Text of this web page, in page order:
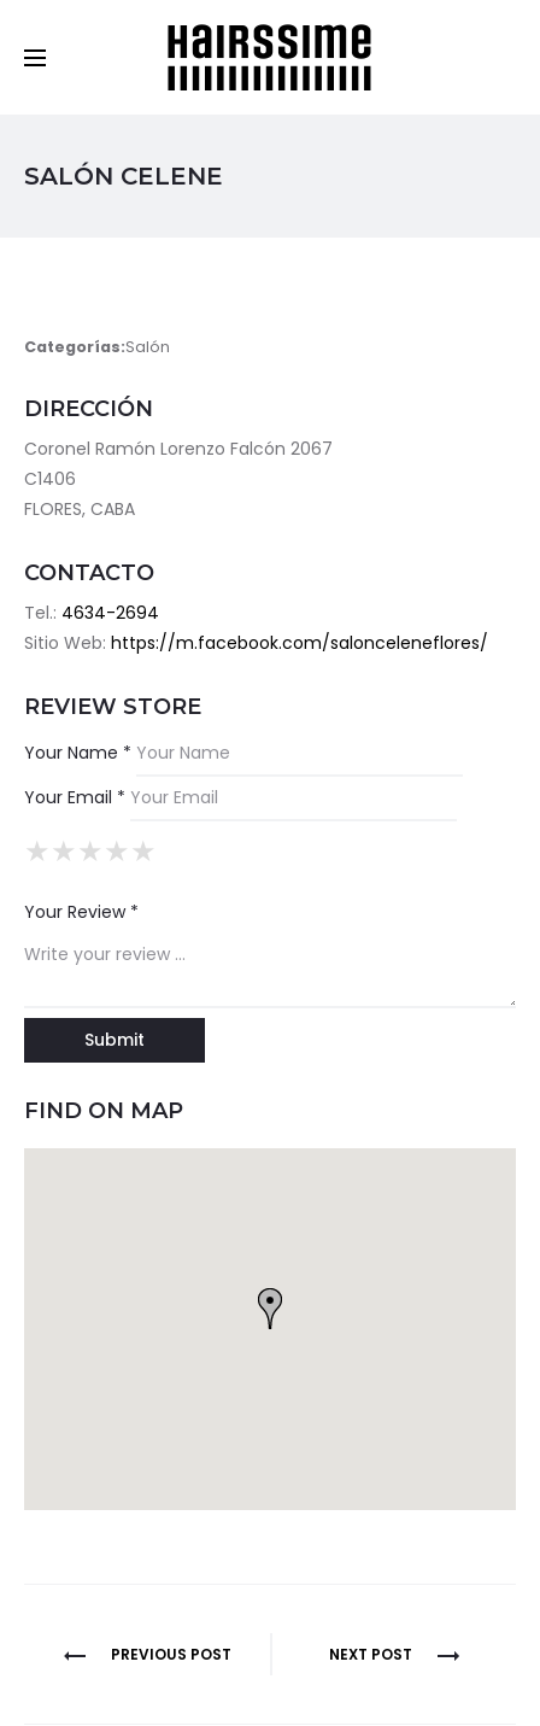
SALÓN CELENE
Categorías:Salón
DIRECCIÓN
Coronel Ramón Lorenzo Falcón 2067
C1406
FLORES, CABA
CONTACTO
Tel.: 4634-2694
Sitio Web: https://m.facebook.com/salonceleneflores/
REVIEW STORE
Your Name *
Your Email *
★
★★
★★★
★★★★
★★★★★
Your Review *
FIND ON MAP
Navegación
PREVIOUS POST NEXT POST